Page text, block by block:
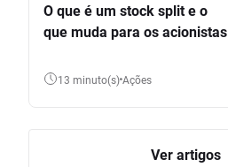
O que é um stock split e o
que muda para os acionistas
13 minuto(s) Ações
Ver artigos